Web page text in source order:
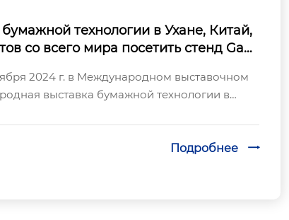
технологии в Ухане, Китай,
со всего мира посетить стенд Gao
2024 г. в Международном выставочном
выставка бумажной технологии в
Подробнее 